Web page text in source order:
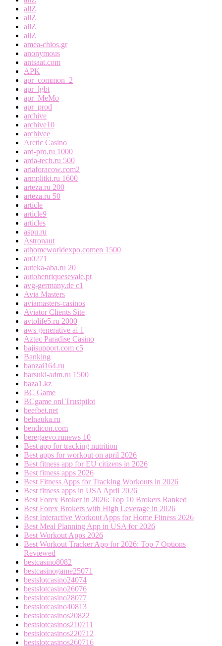
allZ
allZ
allZ
allZ
amea-chios.gr
anonymous
antsaat.com
APK
apr_common_2
apr_lgbt
apr_MeMo
apr_prod
archive
archive10
archivee
Arctic Casino
ard-pro.ru 1000
arda-tech.ru 500
ariaforacow.com2
armplitki.ru 1600
arteza.ru 200
arteza.ru 50
article
article9
articles
aspu.ru
Astronaut
athomeworldexpo.comen 1500
au0271
auteka-aba.ru 20
autohenriquesevale.pt
avg-germany.de c1
Avia Masters
aviamasters-casinos
Aviator Clients Site
avtolife5.ru 2000
aws generative ai 1
Aztec Paradise Casino
bajisupport.com c5
Banking
banzai164.ru
barsuki-adm.ru 1500
baza1.kz
BC Game
BCgame onl Trustpilot
beefbet.net
belnauka.ru
bendicon.com
beregaevo.runews 10
Best app for tracking nutrition
Best apps for workout on april 2026
Best fitness app for EU citizens in 2026
Best fitness apps 2026
Best Fitness Apps for Tracking Workouts in 2026
Best fitness apps in USA April 2026
Best Forex Broker in 2026: Top 10 Brokers Ranked
Best Forex Brokers with High Leverage in 2026
Best Interactive Workout Apps for Home Fitness 2026
Best Meal Planning App in USA for 2026
Best Workout Apps 2026
Best Workout Tracker App for 2026: Top 7 Options
Reviewed
bestcasino8082
bestcasinogame25071
bestslotcasino24074
bestslotcasino26076
bestslotcasino28077
bestslotcasino40813
bestslotcasinos20822
bestslotcasinos210711
bestslotcasinos220712
bestslotcasinos260716